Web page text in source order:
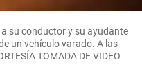
su conductor y su ayudante
un vehículo varado. A las
TOMADA DE VIDEO